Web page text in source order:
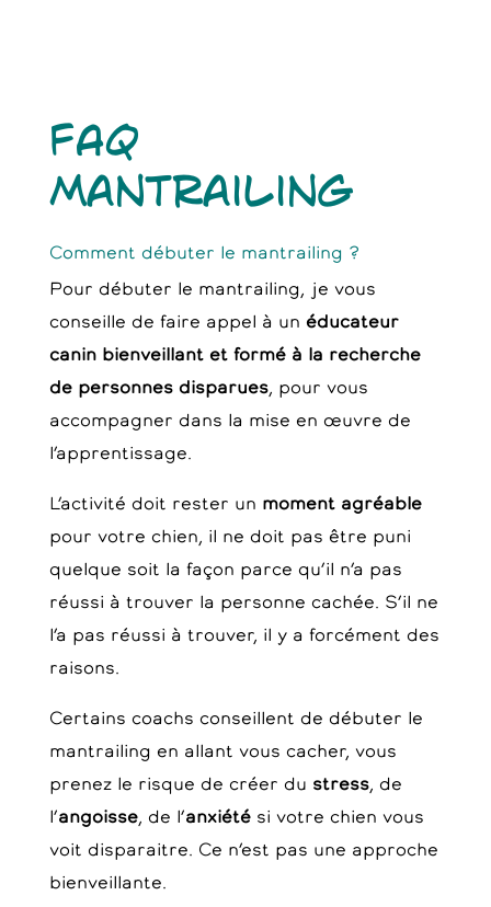
FAQ
Mantrailing
Comment débuter le mantrailing ?
Pour débuter le mantrailing, je vous
conseille de faire appel à un éducateur
canin bienveillant et formé à la recherche
de personnes disparues, pour vous
accompagner dans la mise en œuvre de
l’apprentissage.
L’activité doit rester un moment agréable
pour votre chien, il ne doit pas être puni
quelque soit la façon parce qu’il n’a pas
réussi à trouver la personne cachée. S’il ne
l’a pas réussi à trouver, il y a forcément des
raisons.
Certains coachs conseillent de débuter le
mantrailing en allant vous cacher, vous
prenez le risque de créer du stress, de
l’angoisse, de l’anxiétési votre chien vous
voit disparaitre. Ce n’est pas une approche
bienveillante.